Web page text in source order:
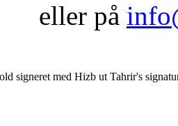
eller på
signeret med Hizb ut Tahrir's